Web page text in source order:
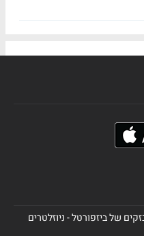
של ביזפורטל - ניוזלטרים